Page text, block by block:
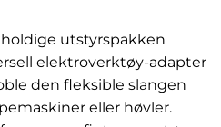
utstyrspakken
elektroverktøy-adapter
den fleksible slangen
eller høvler.